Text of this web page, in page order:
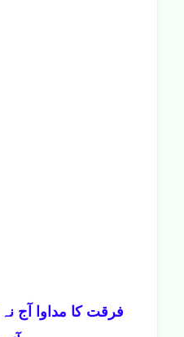
فرقت کا مداوا آج